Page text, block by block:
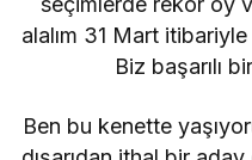
alalım 31 Mart
Biz başarılı
Ben bu kenette